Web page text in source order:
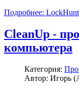
Подробнее:
CleanUp -
компьютера
Категория:
Автор: Игорь